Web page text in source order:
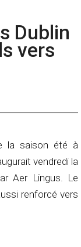
Dublin
vers
la saison été à
vendredi la
Aer Lingus. Le
renforcé vers